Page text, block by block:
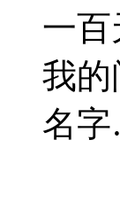
一
我的
名